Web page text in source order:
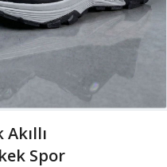
Spor